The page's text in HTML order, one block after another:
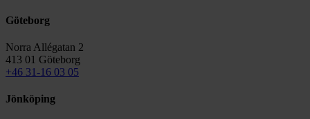
Göteborg
Norra Allégatan 2
413 01 Göteborg
+46 31-16 03 05
Jönköping